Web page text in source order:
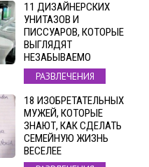
11 ДИЗАЙНЕРСКИХ
УНИТАЗОВ И
ПИССУАРОВ, КОТОРЫЕ
ВЫГЛЯДЯТ
НЕЗАБЫВАЕМО
РАЗВЛЕЧЕНИЯ
18 ИЗОБРЕТАТЕЛЬНЫХ
МУЖЕЙ, КОТОРЫЕ
ЗНАЮТ, КАК СДЕЛАТЬ
СЕМЕЙНУЮ ЖИЗНЬ
ВЕСЕЛЕЕ